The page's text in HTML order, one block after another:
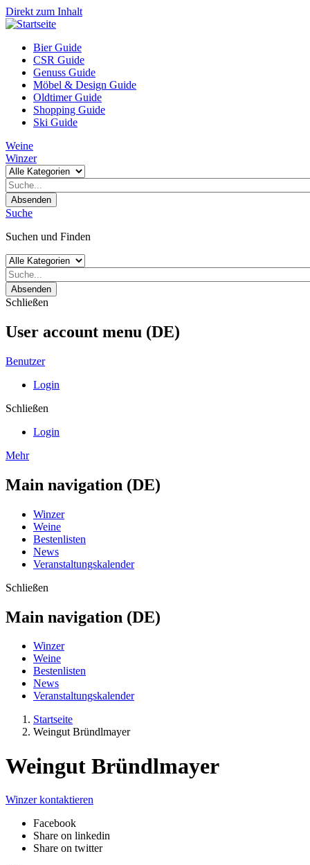
Direkt zum Inhalt
Bier Guide
CSR Guide
Genuss Guide
Möbel & Design Guide
Oldtimer Guide
Shopping Guide
Ski Guide
Weine
Winzer
Absenden
Suche
Suchen und Finden
Absenden
Schließen
User account menu (DE)
Benutzer
Login
Schließen
Login
Mehr
Main navigation (DE)
Winzer
Weine
Bestenlisten
News
Veranstaltungskalender
Schließen
Main navigation (DE)
Winzer
Weine
Bestenlisten
News
Veranstaltungskalender
Startseite
Weingut Bründlmayer
Weingut Bründlmayer
Winzer kontaktieren
Facebook
Share on linkedin
Share on twitter